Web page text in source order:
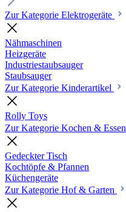
Zur Kategorie Elektrogeräte
Nähmaschinen
Heizgeräte
Industriestaubsauger
Staubsauger
Zur Kategorie Kinderartikel
Rolly Toys
Zur Kategorie Kochen & Essen
Gedeckter Tisch
Kochtöpfe & Pfannen
Küchengeräte
Zur Kategorie Hof & Garten